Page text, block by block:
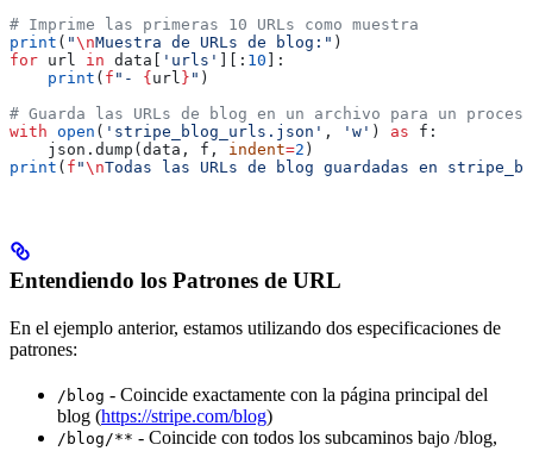
# Imprime las primeras 10 URLs como muestra
print ( "\nMuestra de URLs de blog:" )
for url in data[ 'urls' ][: 10 ]:
    print
( f "- { url } " )
# Guarda las URLs de blog en un archivo para un
with open ( 'stripe_blog_urls.json' , 'w' ) as f:
    json.dump(data, f,
indent=2 )
print ( f "\nTodas las URLs de blog guardadas en
Entendiendo los Patrones de URL
En el ejemplo anterior, estamos utilizando dos especificaciones de
patrones:
/blog - Coincide exactamente con la página principal del
blog (https://stripe.com/blog)
/blog/** - Coincide con todos los subcaminos bajo /blog,